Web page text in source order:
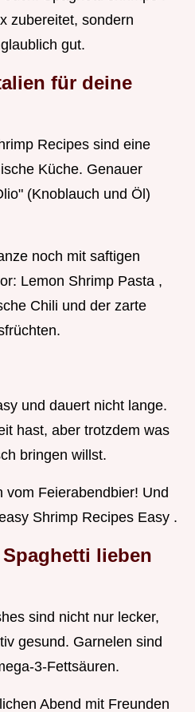
zubereitet, sondern
gut.
für deine
Recipes sind eine
Küche. Genauer
(Knoblauch und Öl)
noch mit saftigen
Lemon Shrimp Pasta ,
Chili und der zarte
und dauert nicht lange.
hast, aber trotzdem was
bringen willst.
vom Feierabendbier! Und
Shrimp Recipes Easy .
lieben
sind nicht nur lecker,
gesund. Garnelen sind
3-Fettsäuren.
Abend mit Freunden